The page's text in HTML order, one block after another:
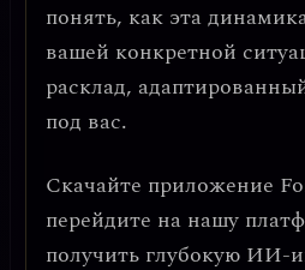
понять, как эта
вашей конкретной
расклад,
под вас.
Скачайте приложение
перейдите на нашу
получить глубокую ИИ-